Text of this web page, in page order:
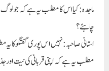
ماجدہ: کیا اس کا مطلب یہ ہے کہ جو لوگ
چاہئے ؟
استانی صاحبہ: نہیں اس پوری گفتگو کا
مطلب یہ ہے کہ اپنی قربانی کی نیت اور